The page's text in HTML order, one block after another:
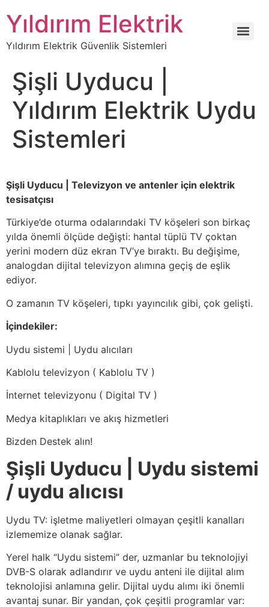
Yıldırım Elektrik
Yıldırım Elektrik Güvenlik Sistemleri
Şişli Uyducu |
Yıldırım Elektrik Uydu
Sistemleri
Şişli Uyducu | Televizyon ve antenler için elektrik
tesisatçısı
Türkiye’de oturma odalarındaki TV köşeleri son birkaç
yılda önemli ölçüde değişti: hantal tüplü TV çoktan
yerini modern düz ekran TV’ye bıraktı. Bu değişime,
analogdan dijital televizyon alımına geçiş de eşlik
ediyor.
O zamanın TV köşeleri, tıpkı yayıncılık gibi, çok gelişti.
İçindekiler:
Uydu sistemi | Uydu alıcıları
Kablolu televizyon ( Kablolu TV )
İnternet televizyonu ( Digital TV )
Medya kitaplıkları ve akış hizmetleri
Bizden Destek alın!
Şişli Uyducu | Uydu sistemi
/ uydu alıcısı
Uydu TV: işletme maliyetleri olmayan çeşitli kanalları
izlememize olanak sağlar.
Yerel halk “Uydu sistemi” der, uzmanlar bu teknolojiyi
DVB-S olarak adlandırır ve uydu anteni ile dijital alım
teknolojisi anlamına gelir. Dijital uydu alımı iki önemli
avantaj sunar. Bir yandan, çok çeşitli programlar var: